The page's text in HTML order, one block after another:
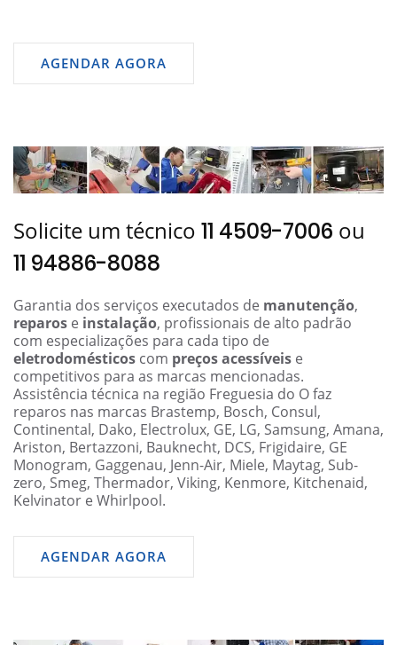
AGENDAR AGORA
Solicite um técnico 11 4509-7006 ou
11 94886-8088
Garantia dos serviços executados de manutenção,
reparos e instalação, profissionais de alto padrão
com especializações para cada tipo de
eletrodomésticos com preços acessíveis e
competitivos para as marcas mencionadas.
Assistência técnica na região Freguesia do O faz
reparos nas marcas Brastemp, Bosch, Consul,
Continental, Dako, Electrolux, GE, LG, Samsung, Amana,
Ariston, Bertazzoni, Bauknecht, DCS, Frigidaire, GE
Monogram, Gaggenau, Jenn-Air, Miele, Maytag, Sub-
zero, Smeg, Thermador, Viking, Kenmore, Kitchenaid,
Kelvinator e Whirlpool.
AGENDAR AGORA